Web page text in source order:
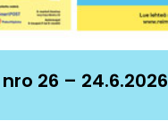
26 – 24.6.2026